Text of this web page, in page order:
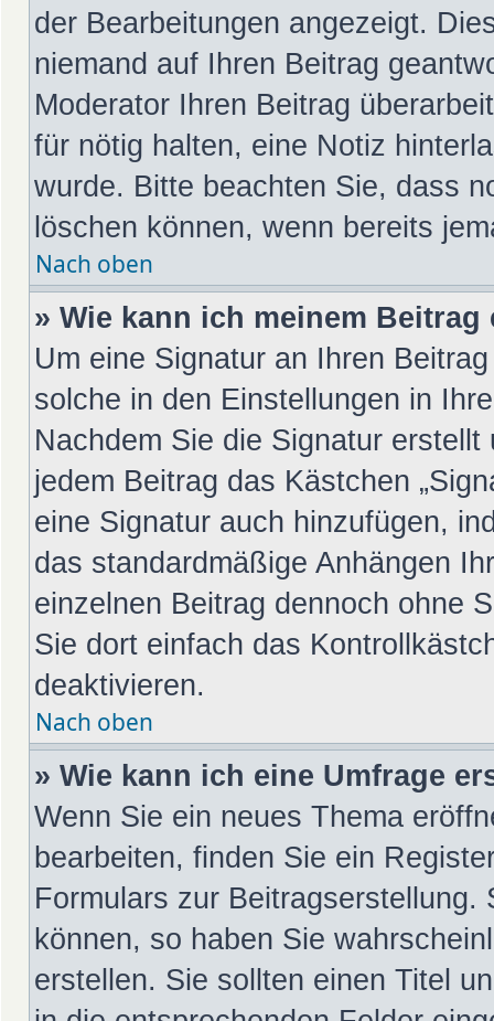
der Bearbeitungen angezeigt.
niemand auf Ihren Beitrag
Moderator Ihren Beitrag
für nötig halten, eine Notiz
wurde. Bitte beachten Sie, dass
löschen können, wenn bereits
Nach oben
» Wie kann ich meinem
Um eine Signatur an Ihren
solche in den Einstellungen in
Nachdem Sie die Signatur
jedem Beitrag das Kästchen
eine Signatur auch hinzufügen,
das standardmäßige Anhängen
einzelnen Beitrag dennoch ohne
Sie dort einfach das
deaktivieren.
Nach oben
» Wie kann ich eine Umfrage
Wenn Sie ein neues Thema
bearbeiten, finden Sie ein
Formulars zur
können, so haben Sie
erstellen. Sie sollten einen Titel